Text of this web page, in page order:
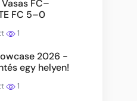
Vasas FC–
FC 5–0
1
2026 -
egy helyen!
1